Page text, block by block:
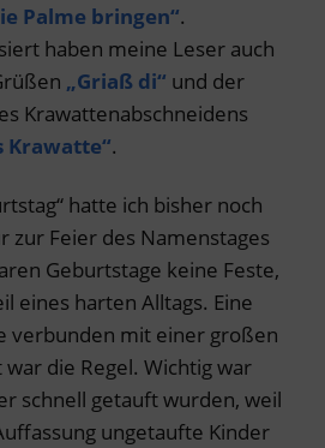
Palme bringen“.
haben meine Leser auch
„Griaß di“ und der
Krawattenabschneidens
Krawatte“.
hatte ich bisher noch
zur Feier des Namenstages
Geburtstage keine Feste,
eines harten Alltags. Eine
verbunden mit einer großen
die Regel. Wichtig war
schnell getauft wurden, weil
ungetaufte Kinder